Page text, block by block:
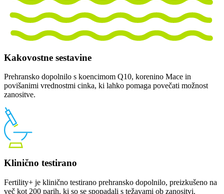
Kakovostne sestavine
Prehransko dopolnilo s koencimom Q10, korenino Mace in
povišanimi vrednostmi cinka, ki lahko pomaga povečati možnost
zanositve.
Klinično testirano
Fertility+ je klinično testirano prehransko dopolnilo, preizkušeno na
več kot 200 parih, ki so se spopadali s težavami ob zanositvi.